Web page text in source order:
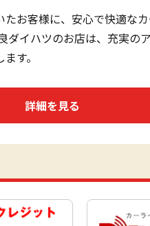
お客様に、安心で快適な
ダイハツのお店は、充実の
す。
詳細を見る